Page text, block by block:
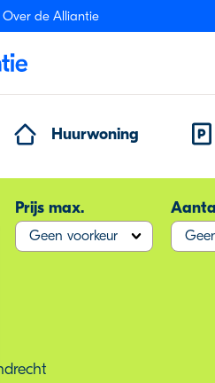
Over de Alliantie
Huurwoning
Prijs max.
Geen voorkeur